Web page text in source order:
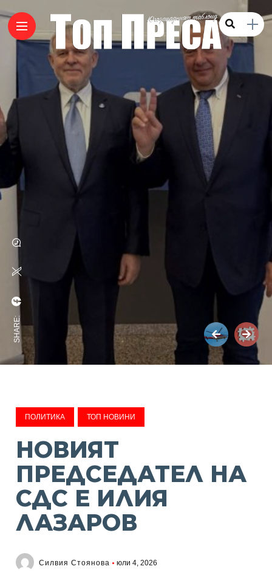
SHARE:
ПОЛИТИКА ТОП НОВИНИ
НОВИЯТ
ПРЕДСЕДАТЕЛ НА
СДС Е ИЛИЯ
ЛАЗАРОВ
Силвия Стоянова юли 4, 2026